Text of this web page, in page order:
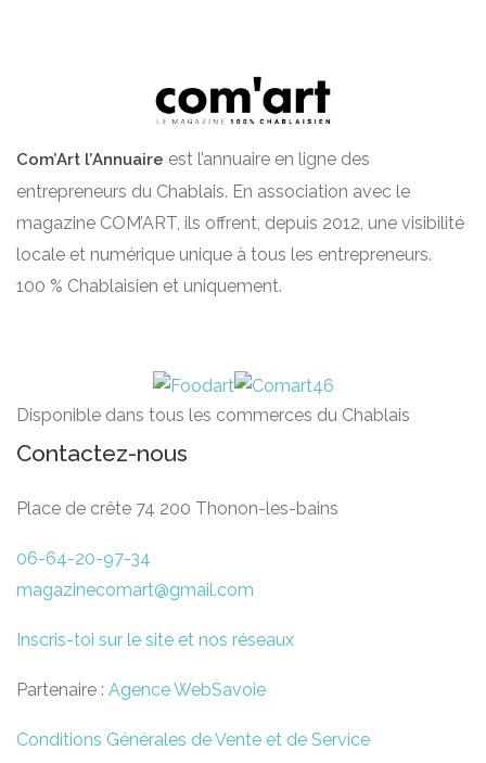
Com’Art l’Annuaire est l’annuaire en ligne des
entrepreneurs du Chablais. En association avec le
magazine COM’ART, ils offrent, depuis 2012, une visibilité
locale et numérique unique à tous les entrepreneurs.
100 % Chablaisien et uniquement.
Disponible dans tous les commerces du Chablais
Contactez-nous
Place de crête 74 200 Thonon-les-bains
06-64-20-97-34
magazinecomart@gmail.com
Inscris-toi sur le site et nos réseaux
Partenaire : Agence WebSavoie
Conditions Générales de Vente et de Service